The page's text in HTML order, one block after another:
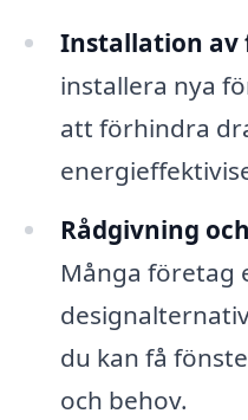
Installation av
installera nya
att förhindra
Rådgivning
Många företag
du kan få
och behov.